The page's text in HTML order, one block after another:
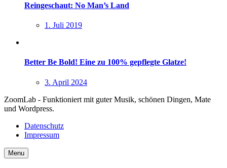
Reingeschaut: No Man’s Land
1. Juli 2019
Better Be Bold! Eine zu 100% gepflegte Glatze!
3. April 2024
ZoomLab - Funktioniert mit guter Musik, schönen Dingen, Mate
und Wordpress.
Datenschutz
Impressum
Menu